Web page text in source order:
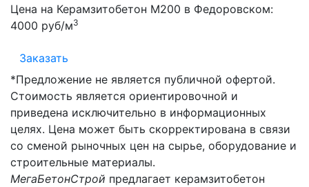
Цена на Керамзитобетон М200 в Федоровском:
4000 руб/м3
Заказать
*Предложение не является публичной офертой.
Стоимость является ориентировочной и
приведена исключительно в информационных
целях. Цена может быть скорректирована в связи
со сменой рыночных цен на сырье, оборудование и
строительные материалы.
МегаБетонСтрой предлагает керамзитобетон